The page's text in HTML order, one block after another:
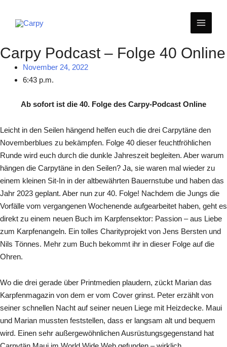
Inhalt
MAIN
Carpy Podcast – Folge 40 Online
November 24, 2022
6:43 p.m.
Ab sofort ist die 40. Folge des Carpy-Podcast Online
Leicht in den Seilen hängend helfen euch die drei Carpytäne den
Novemberblues zu bekämpfen. Folge 40 dieser feuchtfröhlichen
Runde wird euch durch die dunkle Jahreszeit begleiten. Aber warum
hängen die Carpytäne in den Seilen? Ja, sie waren mal wieder zu
einem kleinen Sit-In in der altbewährten Bauernstube und haben das
Jahr 2023 geplant. Aber nun zur 40. Folge! Nachdem die Jungs die
Vorfälle vom vergangenen Wochenende aufgearbeitet haben, geht es
direkt zu einem neuen Buch im Karpfensektor: Passion – aus Liebe
zum Karpfenangeln. Ein tolles Charityprojekt von Jens Bersten und
Nils Tönnes. Mehr zum Buch bekommt ihr in dieser Folge auf die
Ohren.
Wo die drei gerade über Printmedien plaudern, zückt Marian das
Karpfenmagazin von dem er vom Cover grinst. Peter erzählt von
seiner schnellen Nacht auf seiner neuen Liege mit Heizdecke. Maui
und Marian mussten feststellen, dass er langsam alt und bequem
wird. Einen sehr außergewöhnlichen Ausrüstungsgegenstand hat